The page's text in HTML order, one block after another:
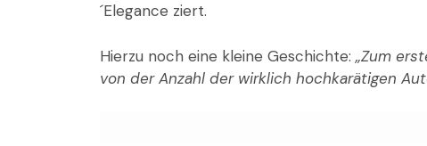
´Elegance ziert.
Hierzu noch eine kleine Geschichte: „Zum
von der Anzahl der wirklich hochkarätigen